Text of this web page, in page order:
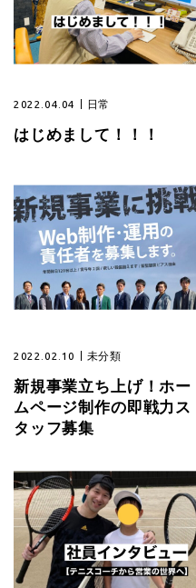
2022.04.04 日常
はじめまして！！！
2022.02.10 未分類
新規事業立ち上げ！ホー
ムページ制作の即戦力ス
タッフ募集